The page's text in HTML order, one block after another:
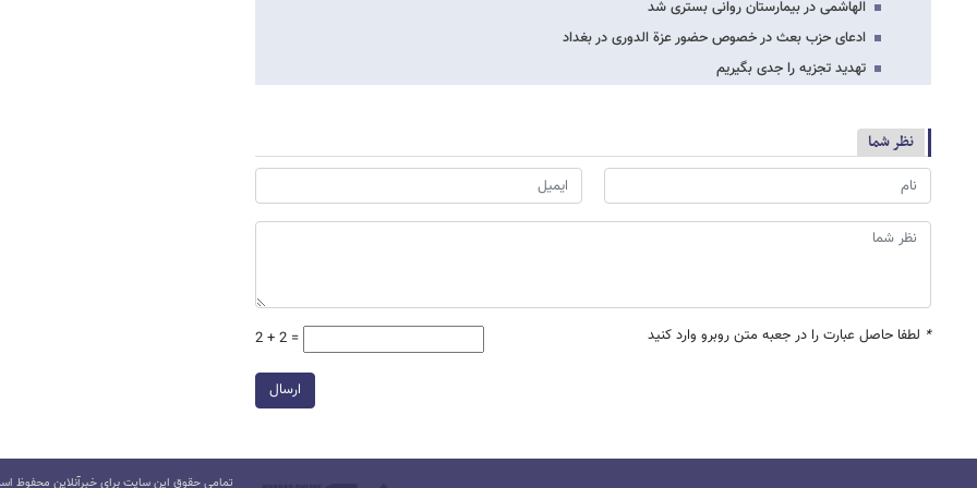
الهاشمی در بیمارستان روانی بستری شد
ادعای حزب بعث در خصوص حضور عزة الدوری در بغداد
تهدید تجزیه را جدی بگیریم
نظر شما
* لطفا حاصل عبارت را در جعبه متن روبرو وارد کنید 2 + 2 =
ارسال
تمامی حقوق این سایت برای خبرآنلاین محفوظ